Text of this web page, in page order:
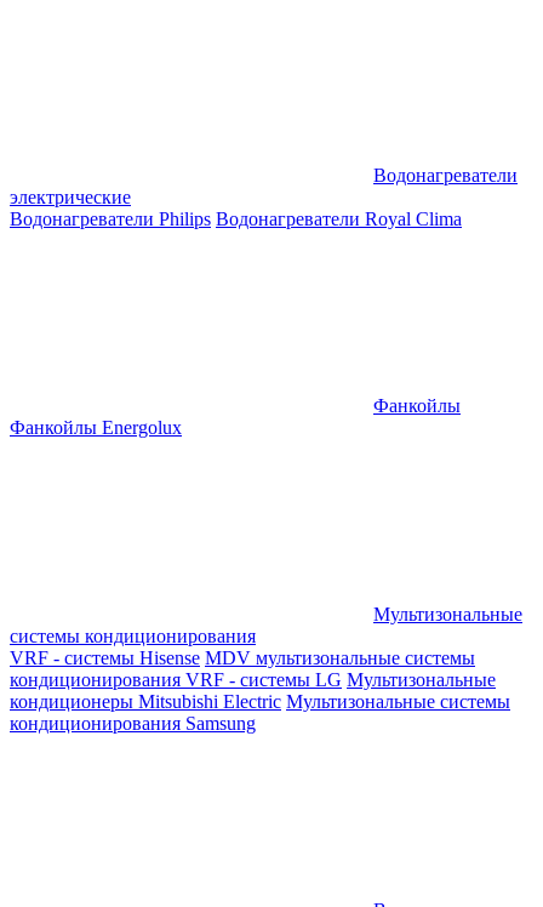
Водонагреватели
электрические
Водонагреватели Philips Водонагреватели Royal Clima
Фанкойлы
Фанкойлы Energolux
Мультизональные
системы кондиционирования
VRF - системы Hisense MDV мультизональные системы
кондиционирования VRF - системы LG Мультизональные
кондиционеры Mitsubishi Electric Мультизональные системы
кондиционирования Samsung